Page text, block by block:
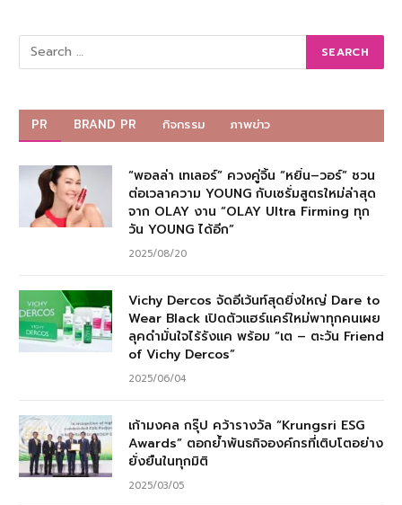
PR BRAND PR กิจกรรม ภาพข่าว
“พอลล่า เทเลอร์” ควงคู่จิ้น “หยิ่น–วอร์” ชวน
ต่อเวลาความ YOUNG กับเซรั่มสูตรใหม่ล่าสุด
จาก OLAY งาน “OLAY Ultra Firming ทุก
วัน YOUNG ได้อีก”
2025/08/20
Vichy Dercos จัดอีเว้นท์สุดยิ่งใหญ่ Dare to
Wear Black เปิดตัวแฮร์แคร์ใหม่พาทุกคนเผย
ลุคดำมั่นใจไร้รังแค พร้อม “เต – ตะวัน Friend
of Vichy Dercos”
2025/06/04
เก้ามงคล กรุ๊ป คว้ารางวัล “Krungsri ESG
Awards” ตอกย้ำพันธกิจองค์กรที่เติบโตอย่าง
ยั่งยืนในทุกมิติ
2025/03/05